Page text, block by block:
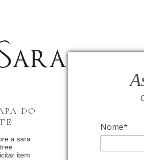
Nome*
Fale Conosco
Relógios BVLGARI
Condições de
DO
a sara
item